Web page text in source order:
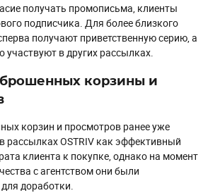
получать промописьма, клиенты
подписчика. Для более близкого
получают приветственную серию, а
участвуют в других рассылках.
корзины и
корзин и просмотров ранее уже
рассылках OSTRIV как эффективный
клиента к покупке, однако на момент
с агентством они были
доработки.